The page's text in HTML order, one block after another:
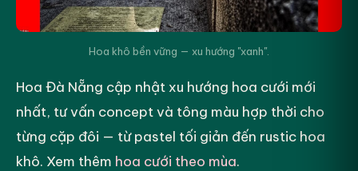
Hoa khô bền vững — xu hướng "xanh".
Hoa Đà Nẵng cập nhật xu hướng hoa cưới mới
nhất, tư vấn concept và tông màu hợp thời cho
từng cặp đôi — từ pastel tối giản đến rustic hoa
khô. Xem thêm hoa cưới theo mùa.